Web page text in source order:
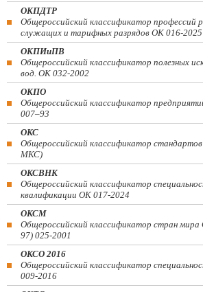
ОКПДТР
Общероссийский классификатор профессий
служащих и тарифных разрядов ОК 016-2025
ОКПИиПВ
Общероссийский классификатор полезных
вод. ОК 032-2002
ОКПО
Общероссийский классификатор
007–93
ОКС
Общероссийский классификатор
МКС)
ОКСВНК
Общероссийский классификатор
квалификации ОК 017-2024
ОКСМ
Общероссийский классификатор стран
97) 025-2001
ОКСО 2016
Общероссийский классификатор
009-2016